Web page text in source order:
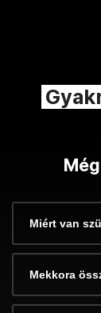
Miért van
Mekkora